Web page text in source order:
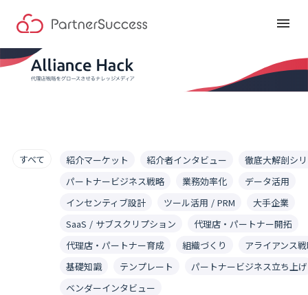
menu
すべて 紹介マーケット 紹介者インタビュー
徹底大解剖シ
パートナービジネス戦略
業務効率化
データ活用
インセンティブ設計
ツール活用 / PRM
大手企業
SaaS / サブスクリプション
代理店・パートナー開拓
代理店・パートナー育成
組織づくり
アライアンス
基礎知識
テンプレート
パートナービジネス立ち上げ
ベンダーインタビュー